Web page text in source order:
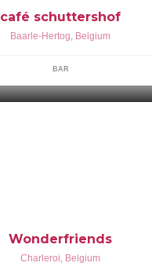
café schuttershof
Baarle-Hertog, Belgium
BAR
Wonderfriends
Charleroi, Belgium